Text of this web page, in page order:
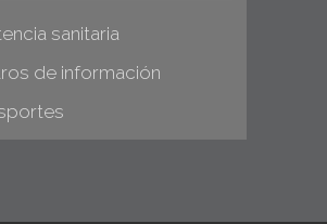
sanitaria
de información